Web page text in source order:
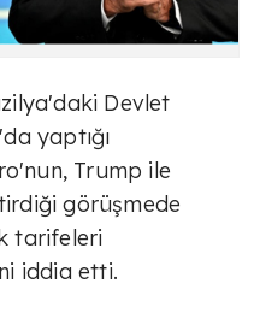
Devlet
yaptığı
Trump ile
görüşmede
tarifeleri
iddia etti.